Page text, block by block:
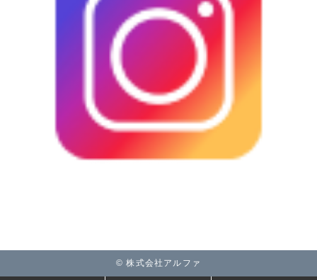
© 株式会社アルファ